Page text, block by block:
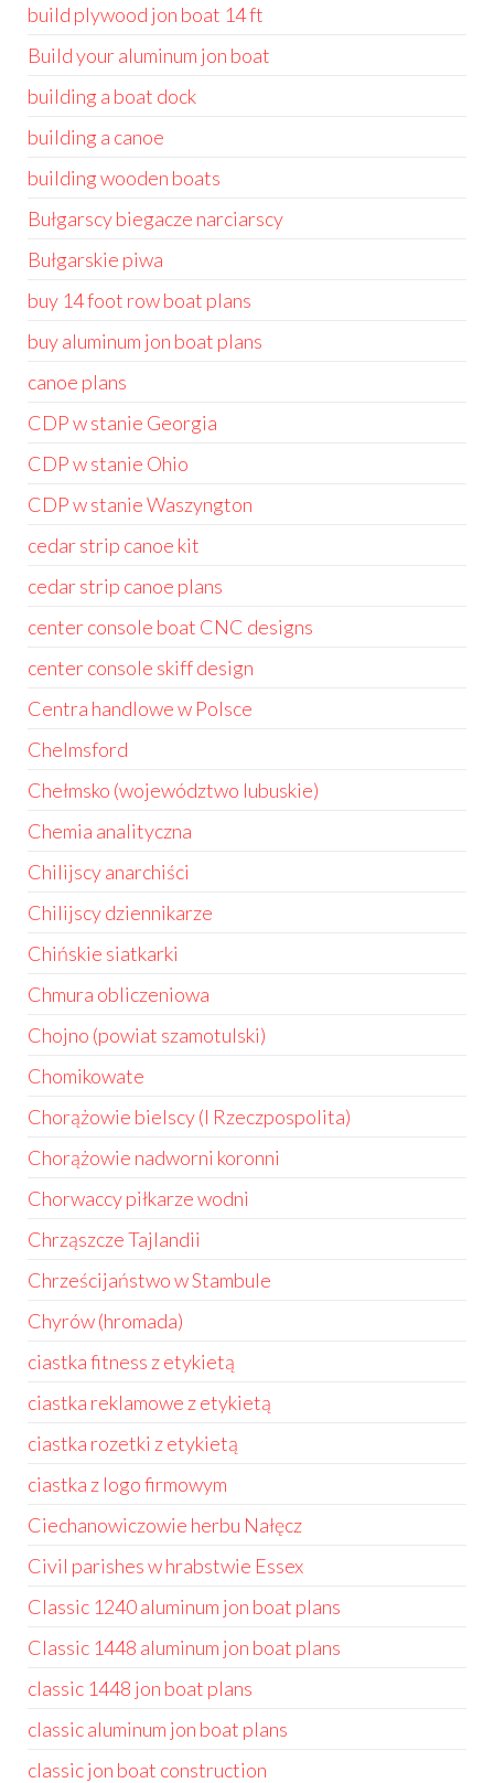
build plywood jon boat 14 ft
Build your aluminum jon boat
building a boat dock
building a canoe
building wooden boats
Bułgarscy biegacze narciarscy
Bułgarskie piwa
buy 14 foot row boat plans
buy aluminum jon boat plans
canoe plans
CDP w stanie Georgia
CDP w stanie Ohio
CDP w stanie Waszyngton
cedar strip canoe kit
cedar strip canoe plans
center console boat CNC designs
center console skiff design
Centra handlowe w Polsce
Chelmsford
Chełmsko (województwo lubuskie)
Chemia analityczna
Chilijscy anarchiści
Chilijscy dziennikarze
Chińskie siatkarki
Chmura obliczeniowa
Chojno (powiat szamotulski)
Chomikowate
Chorążowie bielscy (I Rzeczpospolita)
Chorążowie nadworni koronni
Chorwaccy piłkarze wodni
Chrząszcze Tajlandii
Chrześcijaństwo w Stambule
Chyrów (hromada)
ciastka fitness z etykietą
ciastka reklamowe z etykietą
ciastka rozetki z etykietą
ciastka z logo firmowym
Ciechanowiczowie herbu Nałęcz
Civil parishes w hrabstwie Essex
Classic 1240 aluminum jon boat plans
Classic 1448 aluminum jon boat plans
classic 1448 jon boat plans
classic aluminum jon boat plans
classic jon boat construction